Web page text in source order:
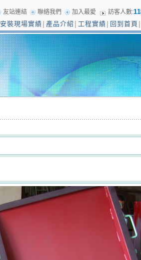
友站連結 聯絡我們 加入最愛 訪客人數:
安裝現場實績 產品介紹 工程實績 回到首頁